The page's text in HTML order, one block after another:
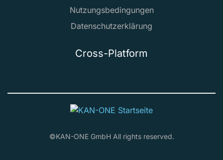
Nutzungsbedingungen
Datenschutzerklärung
Cross-Platform
©KAN-ONE GmbH All rights reserved.